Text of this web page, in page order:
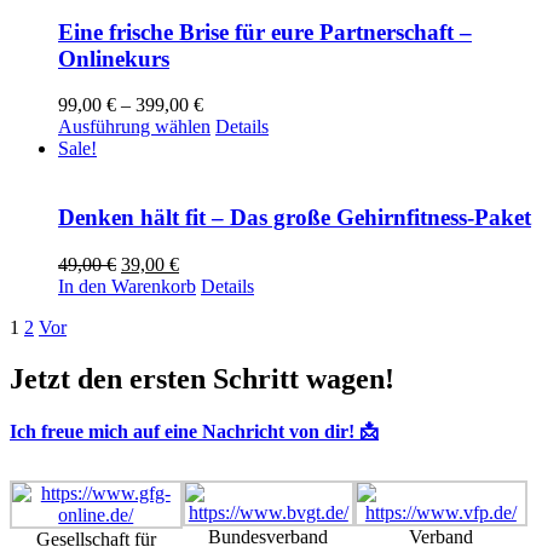
Varianten
auf.
auf
werden
Eine frische Brise für eure Partnerschaft –
Onlinekurs
99,00 € – 399,00 €Preisspanne:
99,00 €
Ausführung wählen Dieses
Varianten
auf.
Optionen
können
Produktseite
gewählt
Details
Sale!
Denken hält fit – Das große Gehirnfitness-Paket
49,00€ Ursprünglicher
Preis
39,00 €Aktueller
Preis
In den Warenkorb Details
1 2 Vor
Jetzt den ersten Schritt wagen!
Ich freue mich auf eine Nachricht von dir! 📩
Gesellschaft für Bundesverband Verband